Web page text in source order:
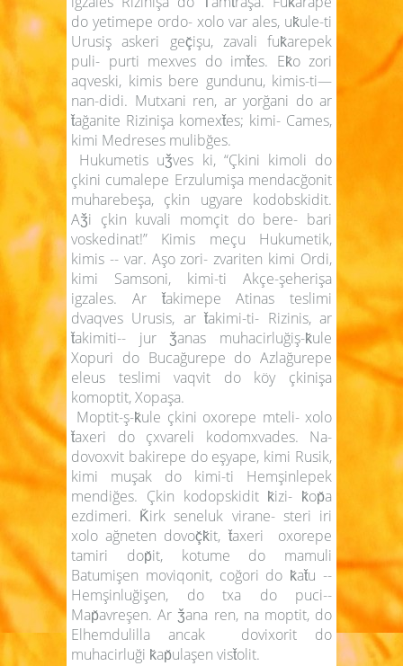
do yetimepe ordo- xolo var ales, uk̆ule-ti
Urusiş askeri geç̆işu, zavali fuk̆arepek
puli- purti mexves do imt̆es. Ek̆o zori
aqveski, kimis bere gundunu, kimis-ti—
nan-didi. Mutxani ren, ar yorğani do ar
t̆ağanite Rizinişa komext̆es; kimi- Cames,
kimi Medreses mulibğes.
Hukumetis uǯves ki, “Çkini kimoli do
çkini cumalepe Erzulumişa mendacğonit
muharebeşa, çkin ugyare kodobskidit.
Aǯi çkin kuvali momçit do bere- bari
voskedinat!” Kimis meçu Hukumetik,
kimis -- var. Aşo zori- zvariten kimi Ordi,
kimi Samsoni, kimi-ti Akçe-şeherişa
igzales. Ar t̆akimepe Atinas teslimi
dvaqves Urusis, ar t̆akimi-ti- Rizinis, ar
t̆akimiti-- jur ǯanas muhacirluğiş-k̆ule
Xopuri do Bucağurepe do Azlağurepe
eleus teslimi vaqvit do köy çkinişa
komoptit, Xopaşa.
Moptit-ş-k̆ule çkini oxorepe mteli- xolo
t̆axeri do çxvareli kodomxvades. Na-
dovoxvit bakirepe do eşyape, kimi Rusik,
kimi muşak do kimi-ti Hemşinlepek
mendiğes. Çkin kodopskidit k̆izi- k̆op̆a
ezdimeri. K̆irk seneluk virane- steri iri
xolo ağneten dovoç̆k̆it, t̆axeri oxorepe
tamiri dop̆it, kotume do mamuli
Batumişen moviqonit, coğori do k̆at̆u --
Hemşinluğişen, do txa do puci--
Map̆avreşen. Ar ǯana ren, na moptit, do
Elhemdulilla ancak dovixorit do
muhacirluği k̆ap̆ulaşen vist̆olit.